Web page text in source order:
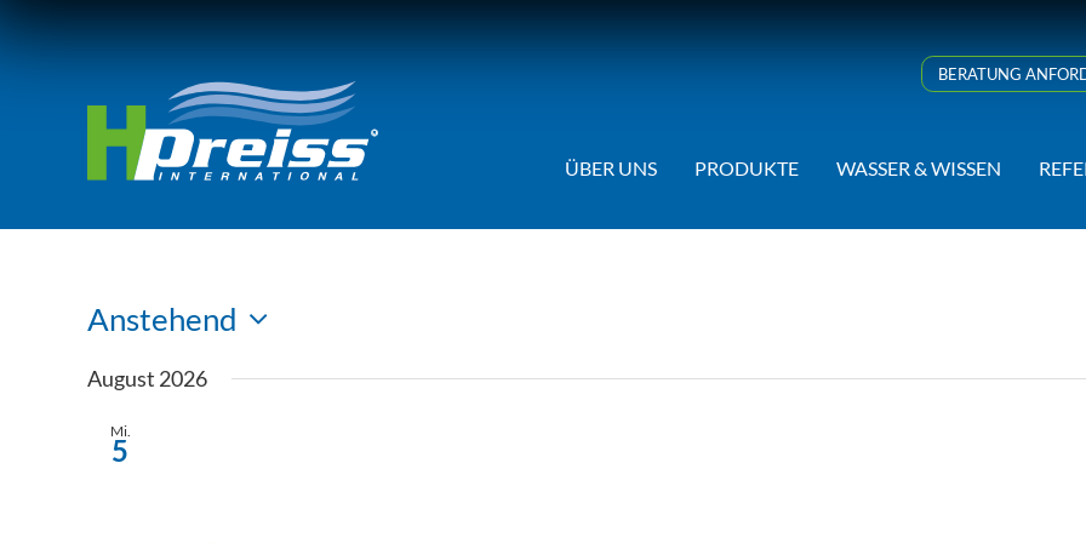
BERATUNG
ÜBER UNS PRODUKTE WASSER & WISSEN
Anstehend
wählen.
August 2026
Mi.
5